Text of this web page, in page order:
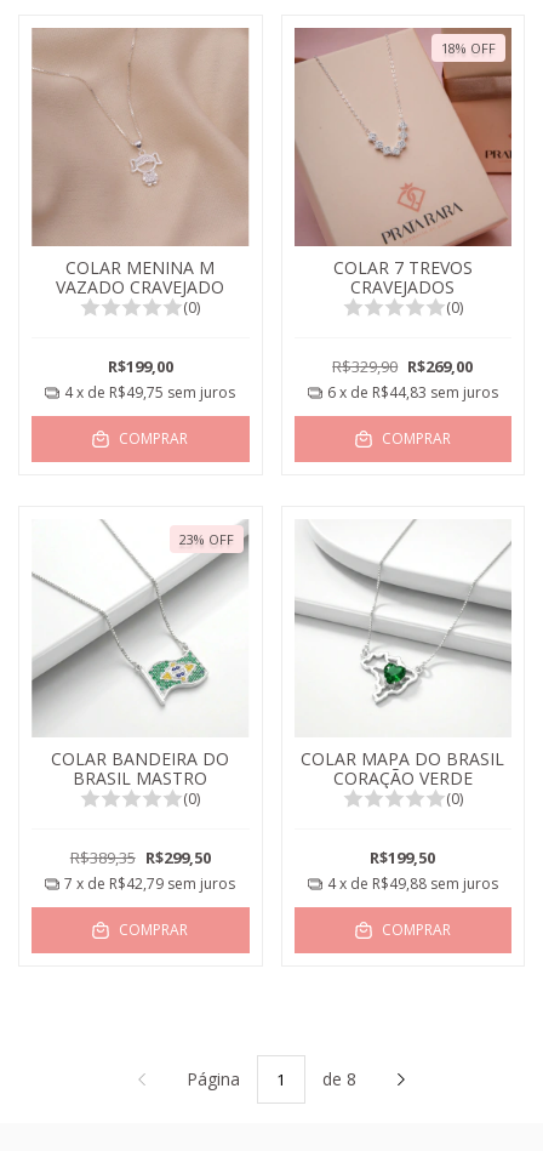
COLAR MENINA M
VAZADO CRAVEJADO
(0)
R$199,00
4x de R$49,75 sem juros
COMPRAR
18% OFF
COLAR 7 TREVOS
CRAVEJADOS
(0)
R$329,90 R$269,00
6x de R$44,83 sem juros
COMPRAR
23% OFF
COLAR BANDEIRA DO
BRASIL MASTRO
(0)
R$389,35 R$299,50
7 x de R$42,79 sem juros
COMPRAR
COLAR MAPA DO BRASIL
CORAÇÃO VERDE
(0)
R$199,50
4x de R$49,88 sem juros
COMPRAR
Página de 8